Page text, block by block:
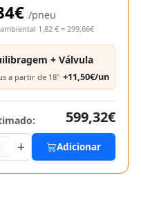
/pneu
1,82 € = 299,66€
+ Válvula
a partir de 18" +11,50€/un
599,32€
+ Adicionar